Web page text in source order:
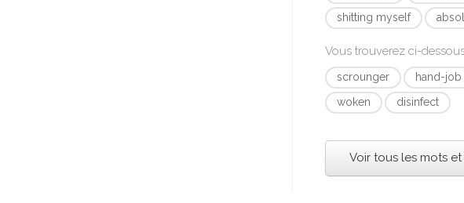
shitting myself
Vous trouverez ci-
scrounger hand-job
woken
disinfect
Voir tous les mots